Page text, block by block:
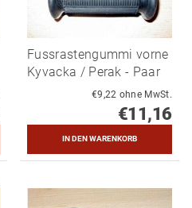
Fussrastengummi vorne
Kyvacka / Perak - Paar
€9,22 ohne MwSt.
€11,16